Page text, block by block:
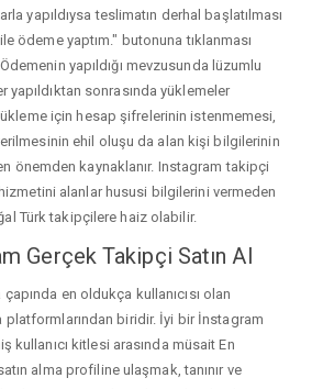
yapıldıysa teslimatın derhal başlatılması
ödeme yaptım." butonuna tıklanması
yapıldığı mevzusunda lüzumlu
yapıldıktan sonrasında yüklemeler
için hesap şifrelerinin istenmemesi,
ehil oluşu da alan kişi bilgilerinin
önemden kaynaklanır. Instagram takipçi
alanlar hususi bilgilerini vermeden
Türk takipçilere haiz olabilir.
Gerçek Takipçi Satın Al
en oldukça kullanıcısı olan
biridir. İyi bir İnstagram
kullanıcı kitlesi arasında müsait En
alma profiline ulaşmak, tanınır ve